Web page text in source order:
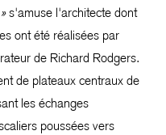
s'amuse l'architecte dont
ont été réalisées par
de Richard Rodgers.
de plateaux centraux de
les échanges
poussées vers